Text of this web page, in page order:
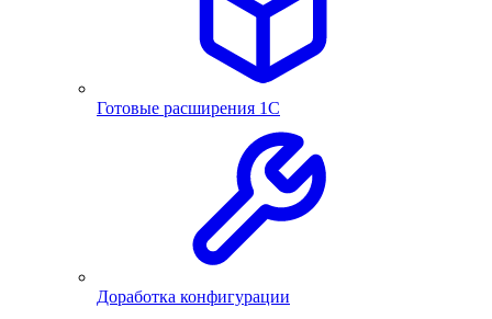
Готовые расширения 1С
Доработка конфигурации